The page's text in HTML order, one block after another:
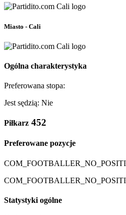
Miasto - Cali
Ogólna charakterystyka
Preferowana stopa:
Jest sędzią: Nie
Piłkarz 452
Preferowane pozycje
Statystyki ogólne